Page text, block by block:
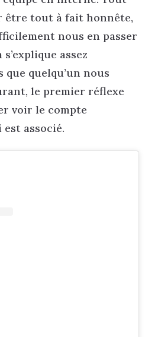
être tout à fait honnête,
nous en passer
assez
que quelqu’un nous
le premier réflexe
voir le compte
associé.